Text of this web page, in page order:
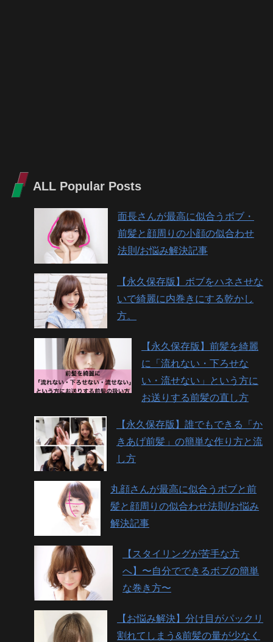
ALL Popular Posts
面長さんが最高に似合うボブ・
前髪と顔周りの小顔の似合わせ
法則/お悩み解決記事
【永久保存版】ボブをハネさせな
いで綺麗に内巻きにする乾かし
方。
【永久保存版】前髪を綺麗
に「流れない・下ろせな
い・流せない」という方に
お送りする前髪の直し方
【永久保存版】誰でもできる「か
きあげ前髪」の簡単な作り方と流
し方
丸顔さんが最高に似合うボブと前
髪と顔周りの似合わせ法則/お悩み
解決記事
【スタイリングが苦手な方
へ】〜自分でできるボブの簡単
な巻き方〜
【お悩み解決】分け目がパックリ
割れてしまう&前髪の量が少なく